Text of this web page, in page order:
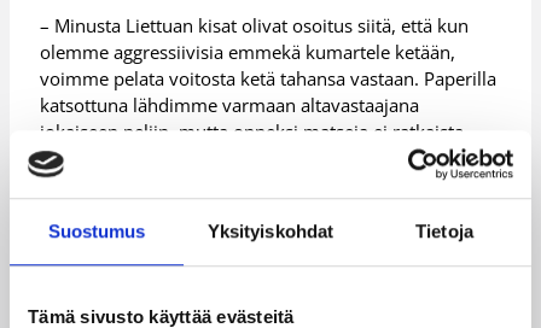
Suostumus Yksityiskohdat Tietoja
Tämä sivusto käyttää evästeitä
– Minusta Liettuan kisat olivat osoitus siitä, että kun
olemme aggressiivisia emmekä kumartele ketään,
voimme pelata voitosta ketä tahansa vastaan. Paperilla
katsottuna lähdimme varmaan altavastaajana
jokaiseen peliin, mutta onneksi matseja ei ratkaista
paperilla vaan pelikentällä.
Kun Suomi otti ensimmäiset askeleensa Euroopan A-
divisioonassa kesällä 2008, Bulgarian kaltaiset,
harppaus neljän vuoden takaisesta tähän päivään on